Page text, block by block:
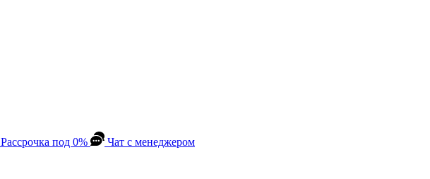
Рассрочка под 0% Чат с менеджером